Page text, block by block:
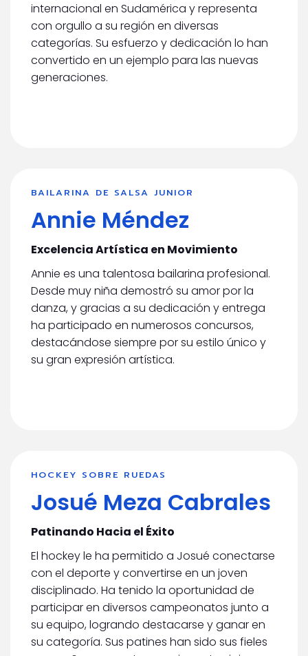
internacional en Sudamérica y representa
con orgullo a su región en diversas
categorías. Su esfuerzo y dedicación lo han
convertido en un ejemplo para las nuevas
generaciones.
BAILARINA DE SALSA JUNIOR
Annie Méndez
Excelencia Artística en Movimiento
Annie es una talentosa bailarina profesional.
Desde muy niña demostró su amor por la
danza, y gracias a su dedicación y entrega
ha participado en numerosos concursos,
destacándose siempre por su estilo único y
su gran expresión artística.
HOCKEY SOBRE RUEDAS
Josué Meza Cabrales
Patinando Hacia el Éxito
El hockey le ha permitido a Josué conectarse
con el deporte y convertirse en un joven
disciplinado. Ha tenido la oportunidad de
participar en diversos campeonatos junto a
su equipo, logrando destacarse y ganar en
su categoría. Sus patines han sido sus fieles